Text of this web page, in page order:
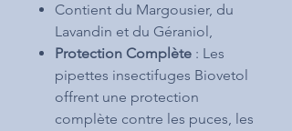
Contient du Margousier, du
Lavandin et du Géraniol,
Protection Complète : Les
pipettes insectifuges Biovetol
offrent une protection
complète contre les puces, les